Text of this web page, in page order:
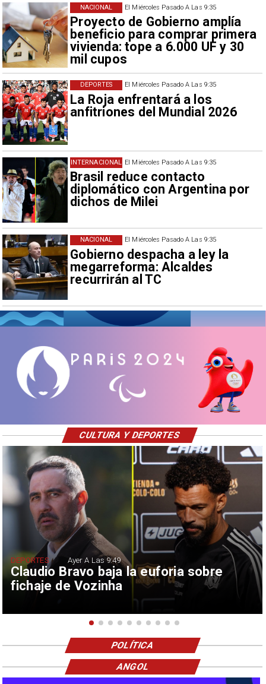
El Miércoles Pasado A Las 9:35
Proyecto de Gobierno amplía
beneficio para comprar primera
vivienda: tope a 6.000 UF y 30
mil cupos
NACIONAL
El Miércoles Pasado A Las 9:35
La Roja enfrentará a los
anfitriones del Mundial 2026
DEPORTES
El Miércoles Pasado A Las 9:35
Brasil reduce contacto
diplomático con Argentina por
dichos de Milei
INTERNACIONAL
El Miércoles Pasado A Las 9:35
Gobierno despacha a ley la
megarreforma: Alcaldes
recurrirán al TC
NACIONAL
Claudio Bravo baja la euforia sobre
fichaje de Vozinha
DEPORTES Ayer A Las 9:49
CULTURA Y DEPORTES
POLÍTICA
ANGOL